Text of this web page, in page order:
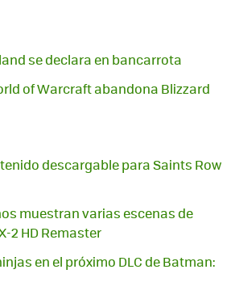
se declara en bancarrota
of Warcraft abandona Blizzard
descargable para Saints Row
muestran varias escenas de
2 HD Remaster
en el próximo DLC de Batman: